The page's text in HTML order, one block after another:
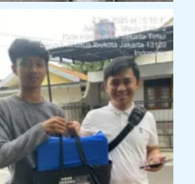
Serah Terima Sewa
Starlink Di Area
Jakarta Timur